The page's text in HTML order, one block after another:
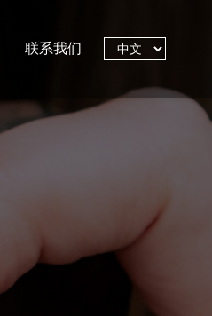
联系我们